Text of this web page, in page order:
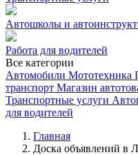
Автошколы и
Работа для водителей
Все категории
Автомобили Мототехника
транспорт Магазин
Транспортные услуги
для водителей
Главная
Доска объявлений в